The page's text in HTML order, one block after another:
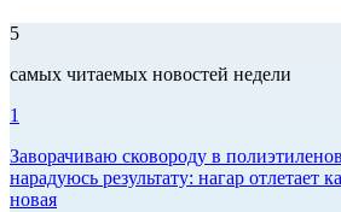
5
самых читаемых новостей недели
1
Заворачиваю сковороду в
нарадуюсь результату: нагар отлетает
новая